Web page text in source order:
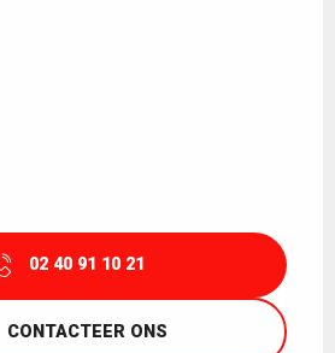
02 40 91 10 21
CONTACTEER ONS